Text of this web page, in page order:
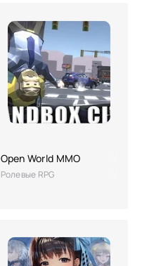
Open World MMO
Ролевые RPG